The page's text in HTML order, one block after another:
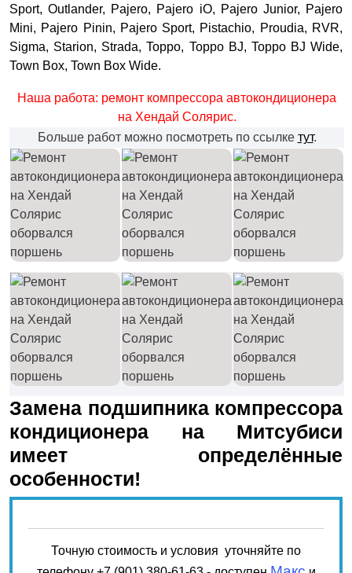
Sport, Outlander, Pajero, Pajero iO, Pajero Junior, Pajero
Mini, Pajero Pinin, Pajero Sport, Pistachio, Proudia, RVR,
Sigma, Starion, Strada, Toppo, Toppo BJ, Toppo BJ Wide,
Town Box, Town Box Wide.
Наша работа: ремонт компрессора автокондиционера
на Хендай Солярис.
Больше работ можно посмотреть по ссылке тут.
Замена подшипника компрессора
кондиционера на Митсубиси
имеет определённые
особенности!
Точную стоимость и условия уточняйте по